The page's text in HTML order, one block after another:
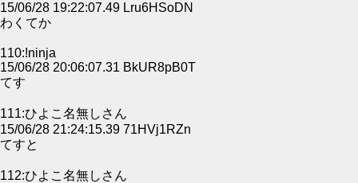
15/06/28 19:22:07.49 Lru6HSoDN
わくてか
110:!ninja
15/06/28 20:06:07.31 BkUR8pB0T
てす
111:ひよこ名無しさん
15/06/28 21:24:15.39 71HVj1RZn
てすと
112:ひよこ名無しさん